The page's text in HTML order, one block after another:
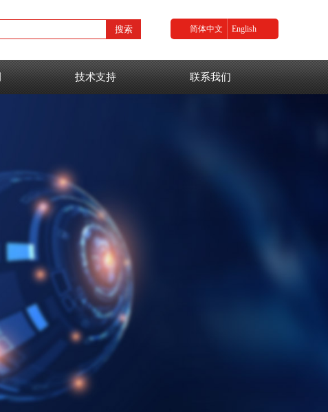
搜索 简体中文 English
技术支持 联系我们